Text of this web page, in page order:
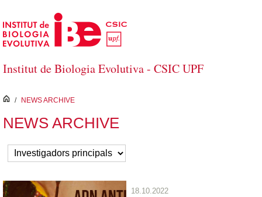
Salta al contingut principal
Institut de Biologia Evolutiva - CSIC UPF
inici
/ NEWS ARCHIVE
NEWS ARCHIVE
18.10.2022